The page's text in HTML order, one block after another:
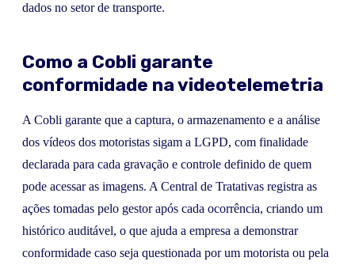
dados no setor de transporte.
Como a Cobli garante
conformidade na videotelemetria
A Cobli garante que a captura, o armazenamento e a análise
dos vídeos dos motoristas sigam a LGPD, com finalidade
declarada para cada gravação e controle definido de quem
pode acessar as imagens. A Central de Tratativas registra as
ações tomadas pelo gestor após cada ocorrência, criando um
histórico auditável, o que ajuda a empresa a demonstrar
conformidade caso seja questionada por um motorista ou pela